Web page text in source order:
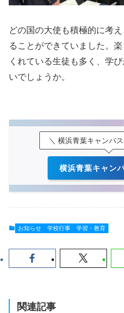
どの国の大使も積極的に考
ることができていました。
くれている生徒も多く、学
いでしょうか。
＼ 横浜青葉キャンパ
横浜青葉キャン
お知らせ 学校行事 学習・教育
関連記事